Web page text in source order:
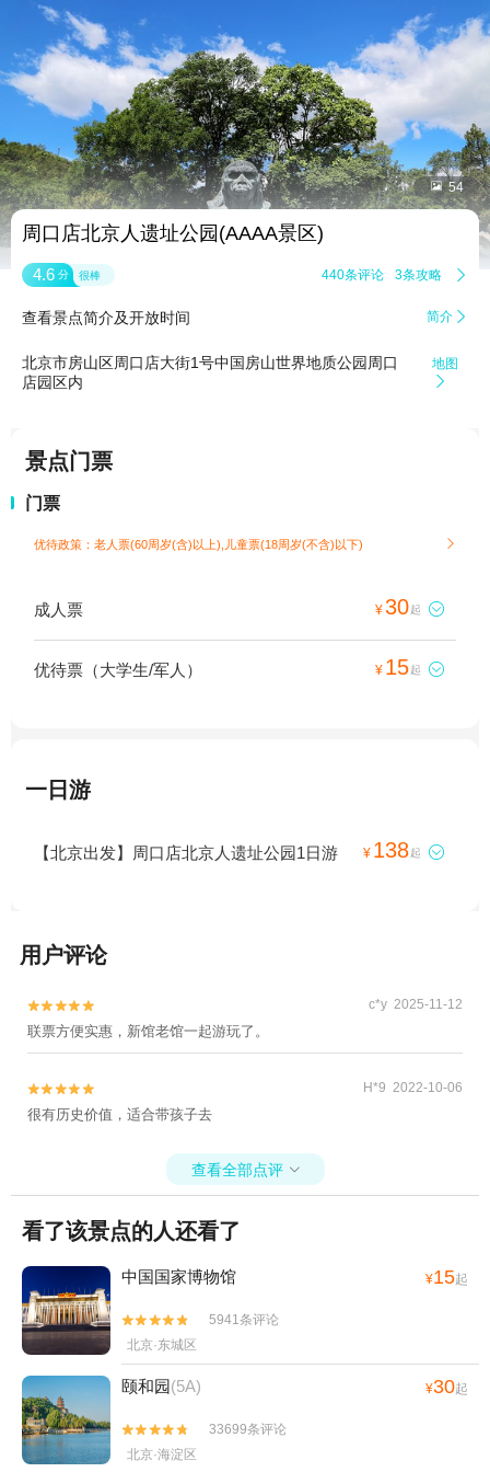
 54
周口店北京人遗址公园(AAAA景区)
4.6 分 很棒 440条评论 3条攻略 
查看景点简介及开放时间 简介 
北京市房山区周口店大街1号中国房山世界地质公园周口
店园区内
地图

景点门票
门票
优待政策：老人票(60周岁(含)以上),儿童票(18周岁(不含)以下) 
成人票 ¥30起 
优待票（大学生/军人） ¥ 15起 
一日游
【北京出发】周口店北京人遗址公园1日游 ¥ 138起 
用户评论

 c*y 2025-11-12
联票方便实惠，新馆老馆一起游玩了。

 H*9 2022-10-06
很有历史价值，适合带孩子去
查看全部点评 
看了该景点的人还看了
中国国家博物馆 ¥15起


5941条评论
北京·东城区
颐和园(5A) ¥30起


33699条评论
北京·海淀区